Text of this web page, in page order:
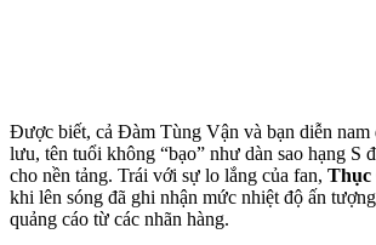
Được biết, cả Đàm Tùng Vận và bạn diễn nam
lưu, tên tuổi không “bạo” như dàn sao hạng S
cho nền tảng. Trái với sự lo lắng của fan, Thục
khi lên sóng đã ghi nhận mức nhiệt độ ấn
quảng cáo từ các nhãn hàng.